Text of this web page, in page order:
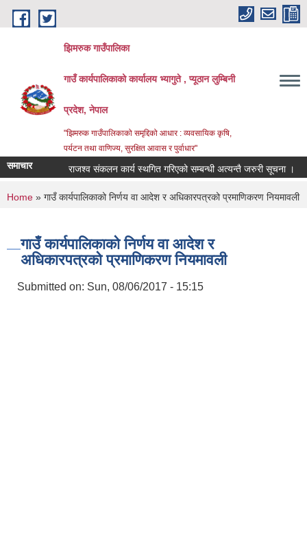
Skip to main content
झिमरुक गाउँपालिका
गाउँ कार्यपालिकाको कार्यालय भ्यागुते , प्यूठान लुम्बिनी
प्रदेश, नेपाल
"झिमरुक गाउँपालिकाको समृद्दिको आधार : व्यवसायिक कृषि,
पर्यटन तथा वाणिज्य, सुरक्षित आवास र पुर्वाधार"
समाचार राजश्व संकलन कार्य स्थगित गरिएको सम्बन्धी अत्यन्तै जरुरी सूचना ।
You are here
Home » गाउँ कार्यपालिकाको निर्णय वा आदेश र अधिकारपत्रको प्रमाणिकरण नियमावली
गाउँ कार्यपालिकाको निर्णय वा आदेश र
अधिकारपत्रको प्रमाणिकरण नियमावली
Submitted on: Sun, 08/06/2017 - 15:15